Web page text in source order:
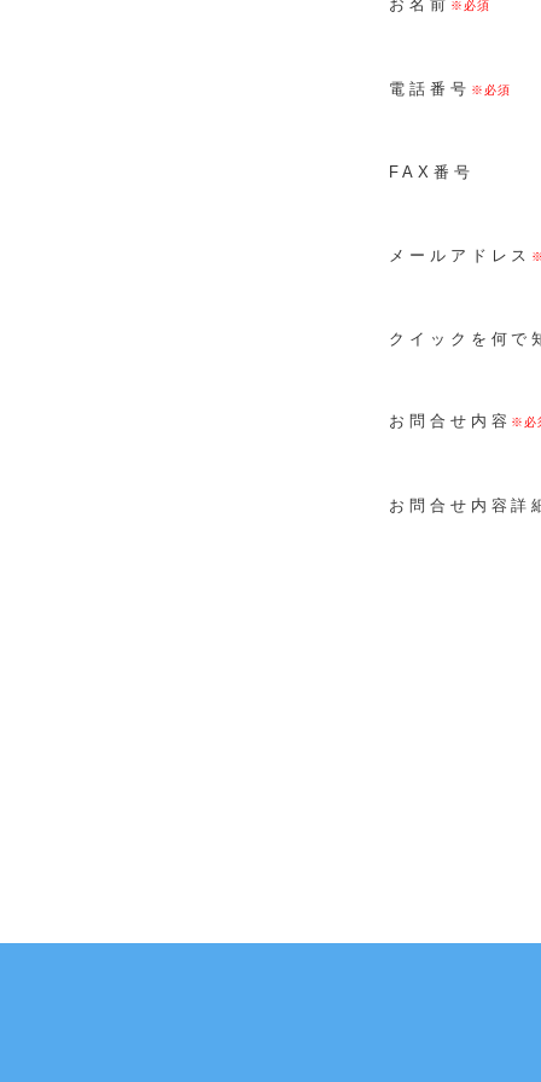
お名前
電話番号
FAX番号
メールアドレス
クイックを何で
お問合せ内容
お問合せ内容詳